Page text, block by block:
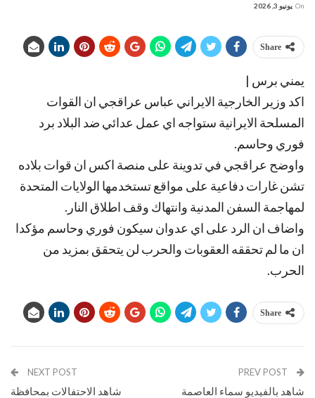
On يونيو 3, 2026
Share
يمني برس |
اكد وزير الخارجية الايراني عباس عراقجي ان القوات
المسلحة الايرانية ستواجه اي عمل عدائي ضد البلاد برد
فوري وحاسم.
واوضح عراقجي في تدوينة على منصة اكس ان قوات بلاده
تشن غارات دفاعية على مواقع تستخدمها الولايات المتحدة
لمهاجمة السفن المدنية وانتهاك وقف اطلاق النار.
واضاف ان الرد على اي عدوان سيكون فوري وحاسم مؤكدا
ان ما لم تحققه العقوبات والحرب لن يتحقق بمزيد من
الحرب.
Share
شاهد بالفيديو سماء العاصمة
NEXT POST
شاهد الاحتفالات بمحافظة